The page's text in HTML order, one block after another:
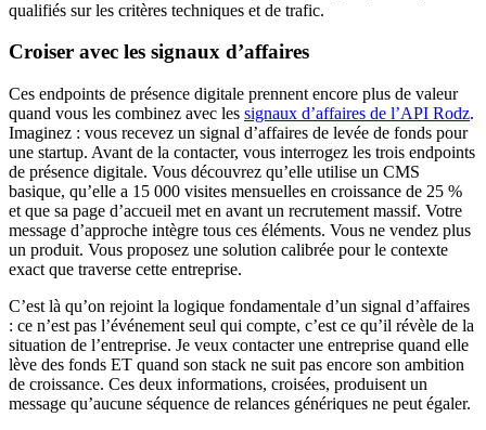
qualifiés sur les critères techniques et de trafic.
Croiser avec les signaux d’affaires
Ces endpoints de présence digitale prennent encore plus de valeur
quand vous les combinez avec les signaux d’affaires de l’API Rodz.
Imaginez : vous recevez un signal d’affaires de levée de fonds pour
une startup. Avant de la contacter, vous interrogez les trois endpoints
de présence digitale. Vous découvrez qu’elle utilise un CMS
basique, qu’elle a 15 000 visites mensuelles en croissance de 25 %
et que sa page d’accueil met en avant un recrutement massif. Votre
message d’approche intègre tous ces éléments. Vous ne vendez plus
un produit. Vous proposez une solution calibrée pour le contexte
exact que traverse cette entreprise.
C’est là qu’on rejoint la logique fondamentale d’un signal d’affaires
: ce n’est pas l’événement seul qui compte, c’est ce qu’il révèle de la
situation de l’entreprise. Je veux contacter une entreprise quand elle
lève des fonds ET quand son stack ne suit pas encore son ambition
de croissance. Ces deux informations, croisées, produisent un
message qu’aucune séquence de relances génériques ne peut égaler.